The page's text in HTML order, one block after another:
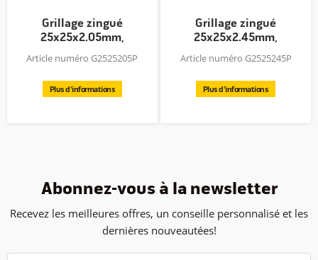
Grillage zingué
25x25x2.05mm,
rouleau 25x1.0m,...
Article numéro G2525205P
Plus d'informations
Grillage zingué
25x25x2.45mm,
rouleau 25x1.0m,...
Article numéro G2525245P
Plus d'informations
Abonnez-vous à la newsletter
Recevez les meilleures offres, un conseille personnalisé et les
dernières nouveautées!